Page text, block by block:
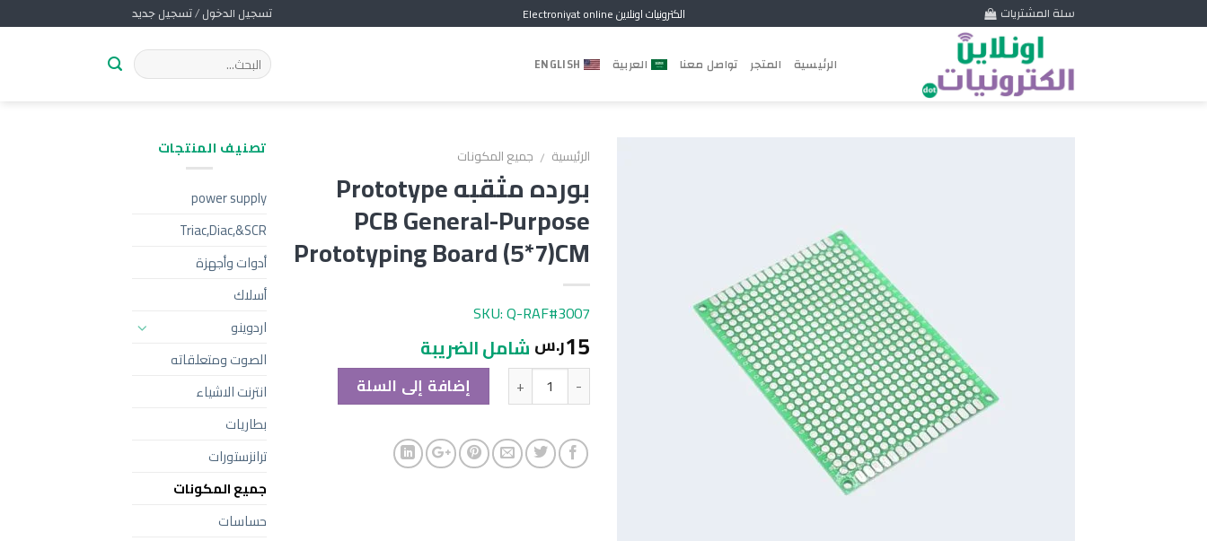
to
سلة المشتريات الكترونيات اونلاين Electroniyat online تسجيل الدخول / تسجيل جديد
الرئيسية المتجر تواصل معنا العربية ENGLISH
الرئيسية / جميع المكونات
بورده مثقبه Prototype
PCB General-Purpose
Prototyping Board (5*7)CM
SKU: Q-RAF#3007
15ر.س شامل الضريبة
الكمية إضافة إلى السلة
تصنيف المنتجات
power supply
Triac,Diac,&SCR
أدوات وأجهزة
أسلاك
اردوينو
الصوت ومتعلقاته
انترنت الاشياء
بطاريات
ترانزستورات
جميع المكونات
حساسات